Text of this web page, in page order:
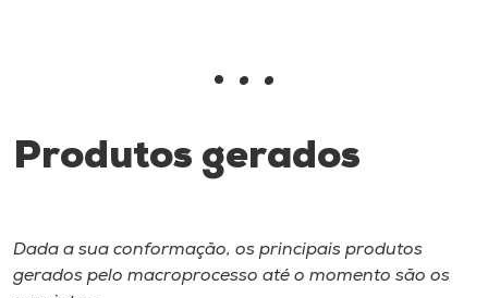
Diplomados
• • •
Produtos gerados
Dada a sua conformação, os principais produtos
gerados pelo macroprocesso até o momento são os